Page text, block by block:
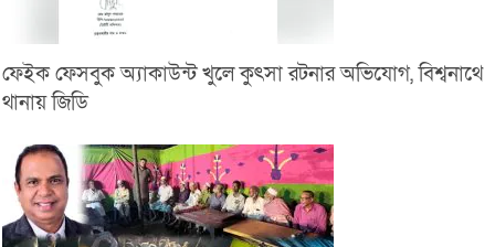
ফেইক ফেসবুক অ্যাকাউন্ট খুলে কুৎসা রটনার অভিযোগ, বিশ্বনাথে
থানায় জিডি